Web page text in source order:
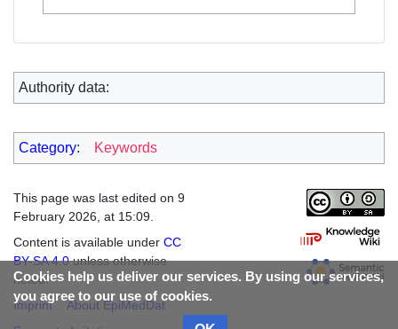
Authority data:
Cookies help us deliver our services. By using our services,
you agree to our use of cookies.
Category: Keywords
This page was last edited on 9
February 2026, at 15:09.
Content is available under CC
BY-SA 4.0unless otherwise
noted.
Imprint
About EpiMedDat